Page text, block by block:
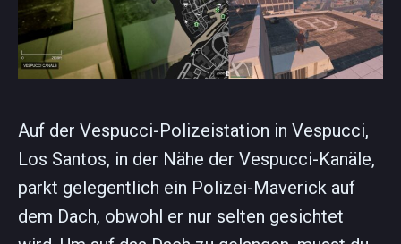
Auf der Vespucci-Polizeistation in Vespucci,
Los Santos, in der Nähe der Vespucci-Kanäle,
parkt gelegentlich ein Polizei-Maverick auf
dem Dach, obwohl er nur selten gesichtet